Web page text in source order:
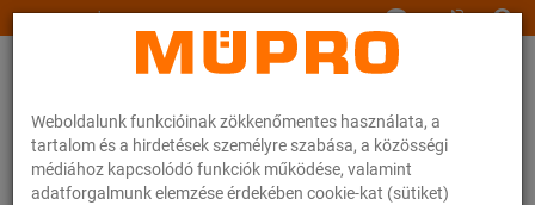
Weboldalunk funkcióinak zökkenőmentes használata, a
tartalom és a hirdetések személyre szabása, a közösségi
médiához kapcsolódó funkciók működése, valamint
adatforgalmunk elemzése érdekében cookie-kat (sütiket)
www.muepro.hu